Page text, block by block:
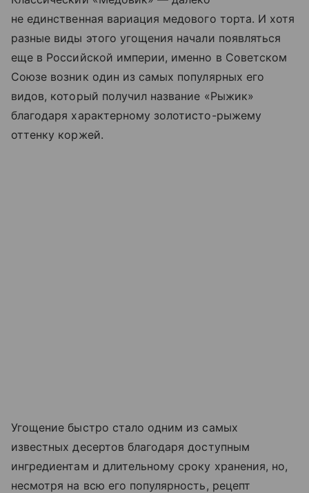
не единственная вариация медового торта. И хотя
разные виды этого угощения начали появляться
еще в Российской империи, именно в Советском
Союзе возник один из самых популярных его
видов, который получил название «Рыжик»
благодаря характерному золотисто-рыжему
оттенку коржей.
Угощение быстро стало одним из самых
известных десертов благодаря доступным
ингредиентам и длительному сроку хранения, но,
несмотря на всю его популярность, рецепт